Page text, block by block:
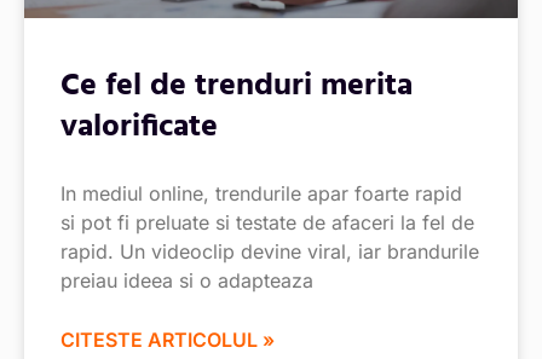
Ce fel de trenduri merita
valorificate
In mediul online, trendurile apar foarte rapid
si pot fi preluate si testate de afaceri la fel de
rapid. Un videoclip devine viral, iar brandurile
preiau ideea si o adapteaza
CITESTE ARTICOLUL »